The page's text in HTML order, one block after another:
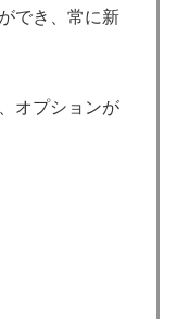
でき、常に新
オプションが